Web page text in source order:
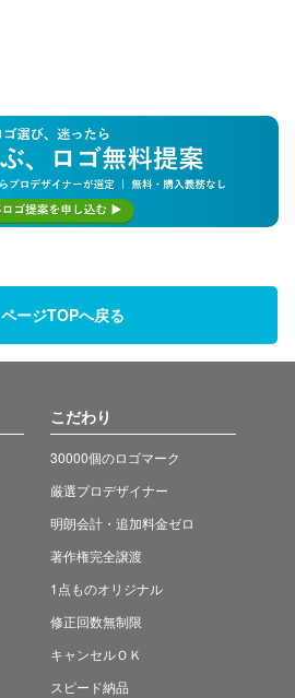
ページTOPへ戻る
こだわり
30000個のロゴマーク
厳選プロデザイナー
明朗会計・追加料金ゼロ
著作権完全譲渡
1点ものオリジナル
修正回数無制限
キャンセルＯＫ
スピード納品